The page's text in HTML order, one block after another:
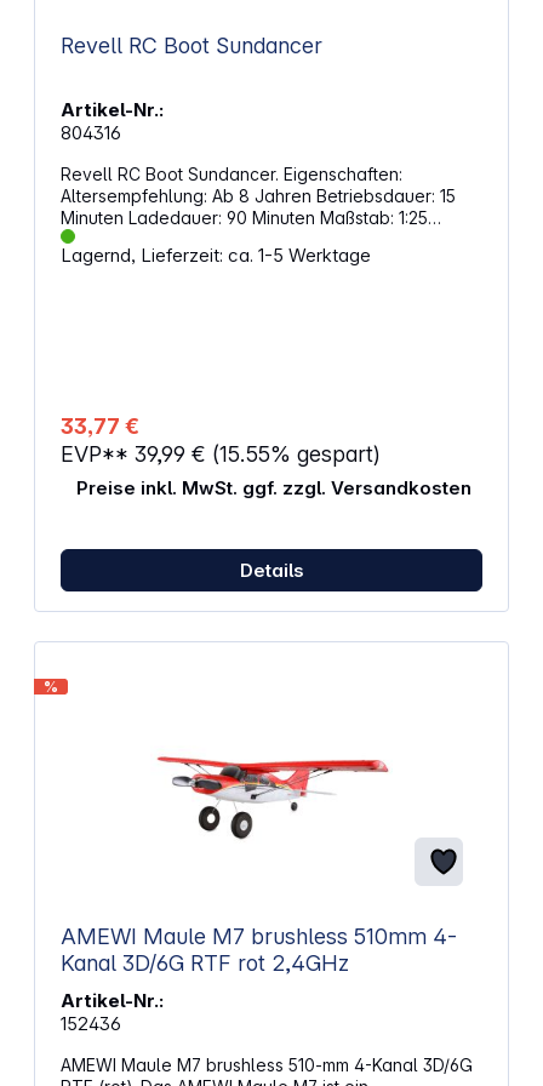
Lieferumfang enthalten für sofortigen Start
verschluckbarer Kleinteile.
Revell RC Boot Sundancer
Artikel-Nr.:
804316
Revell RC Boot Sundancer. Eigenschaften:
Altersempfehlung: Ab 8 Jahren Betriebsdauer: 15
Minuten Ladedauer: 90 Minuten Maßstab: 1:25
Abmessungen: 315 x 95 x 95 mm
ACHTUNG!Spielzeug für Kinder unter 2 Jahren nicht
Lagernd, Lieferzeit: ca. 1-5 Werktage
33,77 €
EVP** 39,99 € (15.55% gespart)
Preise inkl. MwSt. ggf. zzgl. Versandkosten
Details
%
AMEWI Maule M7 brushless 510mm 4-
Kanal 3D/6G RTF rot 2,4GHz
Artikel-Nr.:
152436
AMEWI Maule M7 brushless 510-mm 4-Kanal 3D/6G